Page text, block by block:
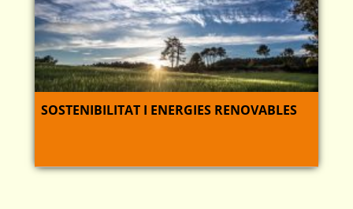
SOSTENIBILITAT I ENERGIES RENOVABLES